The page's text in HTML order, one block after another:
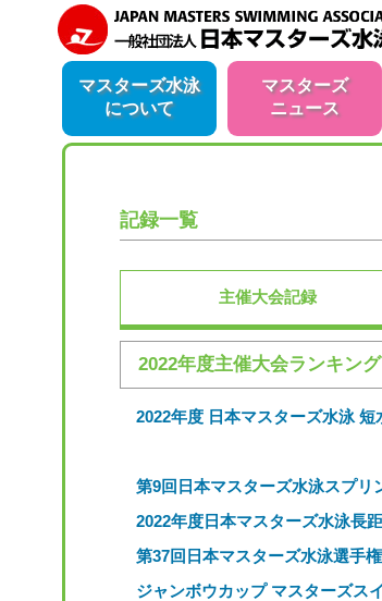
マスターズ水泳
について
マスターズ
ニュース
記録一覧
主催大会記録
2022年度主催大会ランキング
2022年度 日本マスターズ水泳
第9回日本マスターズ水泳スプリ
2022年度日本マスターズ水泳長
第37回日本マスターズ水泳選手
ジャンボウカップ マスターズス